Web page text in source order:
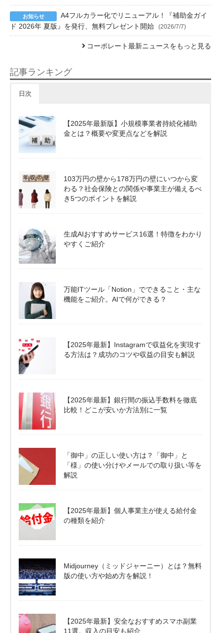
A4フルカラー化でリニューアル！『補助金ガイ
ド 2026年 夏版』を発行、無料プレゼント開始
(2026/7/7)
コーポレート最新ニュースをもっと見る
記事ランキング
日次
【2025年最新版】小規模事業者持続化補助
金とは？概要や変更点などを解説
103万円の壁から178万円の壁にいつから変
わる？社会保険との関係や事業主が備えるべ
き5つのポイントを解説
生成AIおすすめサービス16選！特徴をわかり
やすくご紹介
万能ITツール「Notion」でできること・主な
機能をご紹介。AIで何ができる？
【2025年最新】Instagramで収益化を実現す
る方法は？成功のコツや収益の目安も解説
【2025年最新】銀行間の振込手数料を徹底
比較！どこが安いか方法別に一覧
「御中」の正しい使い方は？「御中」と
「様」の使い分けやメールでの取り扱い等を
解説
【2025年最新】個人事業主が使える給付金
の種類を紹介
Midjourney（ミッドジャーニー）とは？無料
版の使い方や始め方を解説！
【2025年最新】安全なおすすめスマホ副業
11選。収入の目安も紹介